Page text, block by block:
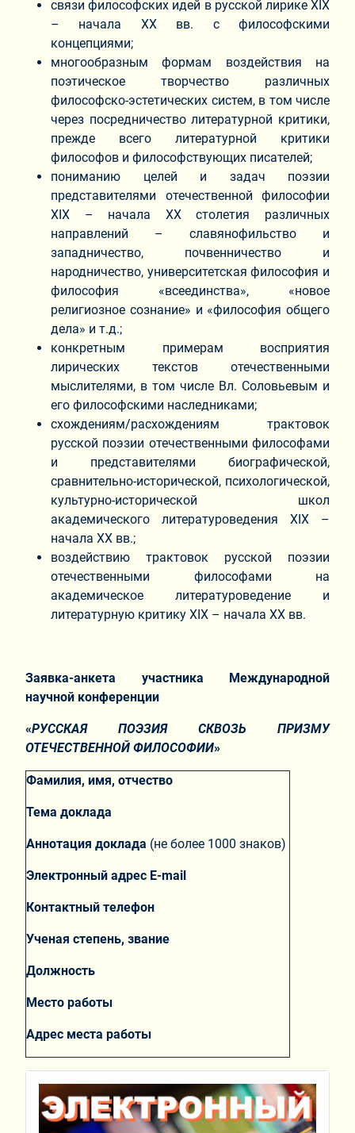
связи философских идей в русской лирике XIX
– начала XX вв. с философскими
концепциями;
многообразным формам воздействия на
поэтическое творчество различных
философско-эстетических систем, в том числе
через посредничество литературной критики,
прежде всего литературной критики
философов и философствующих писателей;
пониманию целей и задач поэзии
представителями отечественной философии
XIX – начала XX столетия различных
направлений – славянофильство и
западничество, почвенничество и
народничество, университетская философия и
философия «всеединства», «новое
религиозное сознание» и «философия общего
дела» и т.д.;
конкретным примерам восприятия
лирических текстов отечественными
мыслителями, в том числе Вл. Соловьевым и
его философскими наследниками;
схождениям/расхождениям трактовок
русской поэзии отечественными философами
и представителями биографической,
сравнительно-исторической, психологической,
культурно-исторической школ
академического литературоведения XIX –
начала XX вв.;
воздействию трактовок русской поэзии
отечественными философами на
академическое литературоведение и
литературную критику XIX – начала XX вв.
Заявка-анкета участника Международной
научной конференции
«РУССКАЯ ПОЭЗИЯ СКВОЗЬ ПРИЗМУ
ОТЕЧЕСТВЕННОЙ ФИЛОСОФИИ»
Фамилия, имя, отчество
Тема доклада
Аннотация доклада (не более 1000 знаков)
Электронный адрес E-mail
Контактный телефон
Ученая степень, звание
Должность
Место работы
Адрес места работы